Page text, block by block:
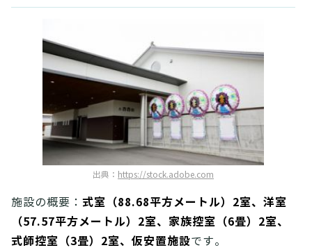
出典： https://stock.adobe.com
施設の概要： 式室（88.68平方メートル）2室、洋室
（57.57平方メートル）2室、家族控室（6畳）2室、
式師控室（3畳）2室、仮安置施設です。